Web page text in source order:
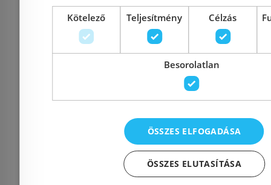
Aqualine SIMPLE LINE
Szemetes kosár 3L,
Azonosító: 157338
Cikkszám: 28103
Sapho
Kötelező Teljesítmény Célzás
Besorolatlan
ÖSSZES ELFOGADÁSA
ÖSSZES ELUTASÍTÁSA